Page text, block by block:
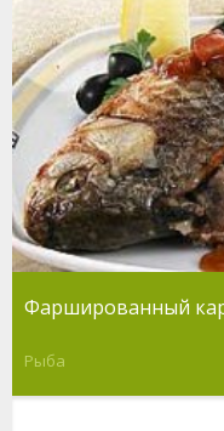
Фаршированный
Рыба